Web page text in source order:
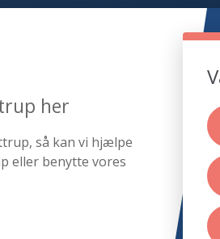
her
så kan vi hjælpe
eller benytte vores